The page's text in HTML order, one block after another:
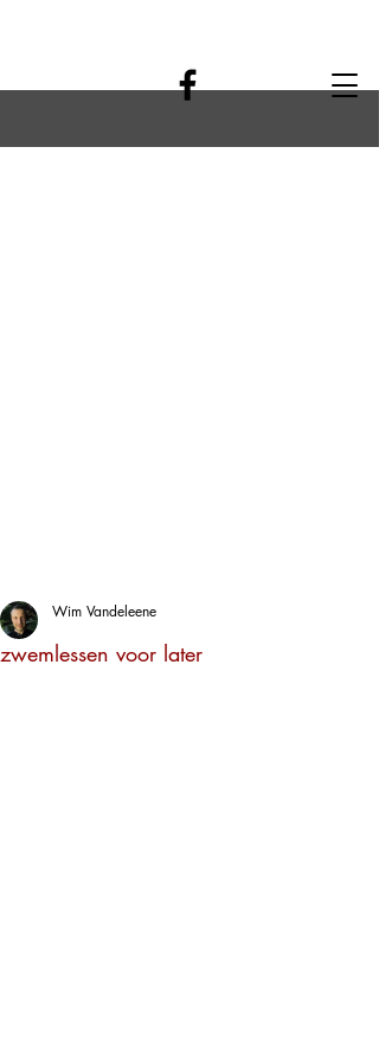
zwemlessen voor later
Wim Vandeleene